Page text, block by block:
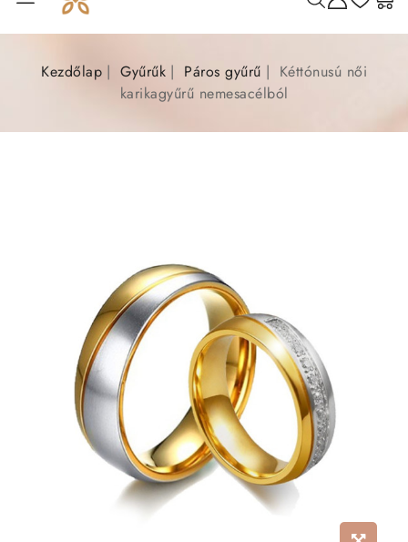
Kezdőlap Gyűrűk Páros gyűrű
Kéttónusú női
karikagyűrű nemesacélból